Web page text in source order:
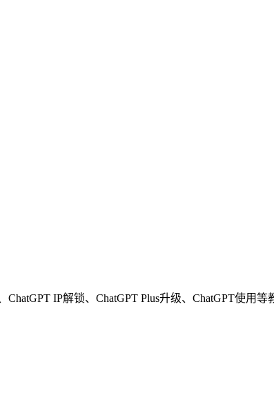
IP解锁、ChatGPT Plus升级、ChatGPT使用等